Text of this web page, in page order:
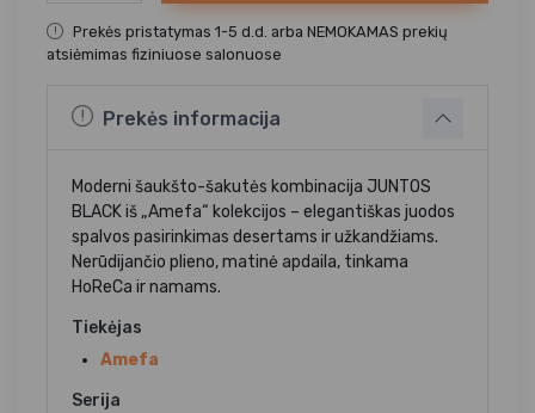
Prekės pristatymas 1-5 d.d. arba NEMOKAMAS prekių
atsiėmimas fiziniuose salonuose
Prekės informacija
Moderni šaukšto-šakutės kombinacija JUNTOS
BLACK iš „Amefa“ kolekcijos – elegantiškas juodos
spalvos pasirinkimas desertams ir užkandžiams.
Nerūdijančio plieno, matinė apdaila, tinkama
HoReCa ir namams.
Tiekėjas
Amefa
Serija